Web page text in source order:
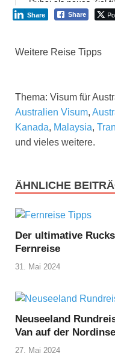
Dubai als neues Ziel
Alleinreisende: Immer
spezialisierte
Share
Share
Weitere Reise Tipps
Thema: Visum für
Australien Visum,
Kanada, Malaysia,
und vieles weitere.
ÄHNLICHE
Der ultimative
Fernreise
31. Mai 2024
Neuseeland
Van auf der
27. Mai 2024